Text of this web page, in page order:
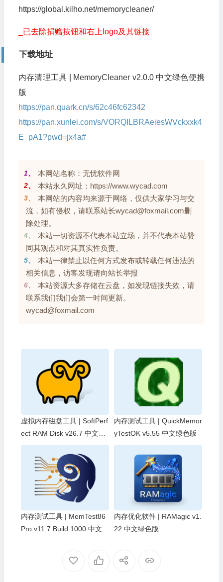
https://global.kilho.net/memorycleaner/
_已去除捐赠按钮和右上logo及其链接
下载地址
内存清理工具 | MemoryCleaner v2.0.0 中文绿色便携
版
https://pan.quark.cn/s/62c46fc62342
https://pan.xunlei.com/s/VORQILBRAeiesWVckxxk4
E_pA1?pwd=jx4a#
1、 本网站名称：无忧软件网
2、 本站永久网址：https://www.wycad.com
3、
本网站的内容均来源于网络，仅供大家学习与交
流，如有侵权，请联系站长wycad@foxmail.com删
除处理。
4、
本站一切资源不代表本站立场，并不代表本站赞
同其观点和对其真实性负责。
5、
本站一律禁止以任何方式发布或转载任何违法的
相关信息，访客发现请向站长举报
6、
本站资源大多存储在云盘，如发现链接失效，请
联系我们我们会第一时间更新。
wycad@foxmail.com
虚拟内存磁盘工具 | SoftPerf
ect RAM Disk v26.7 中文直
装版
内存测试工具 | QuickMemor
yTestOK v5.55 中文绿色版
内存测试工具 | MemTest86
Pro v11.7 Build 1000 中文专
内存优化软件 | RAMagic v1.
22 中文绿色版